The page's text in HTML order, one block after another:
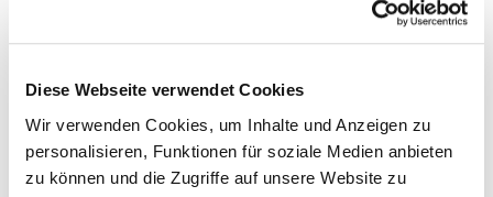
Diese Webseite verwendet Cookies
Wir verwenden Cookies, um Inhalte und Anzeigen zu
personalisieren, Funktionen für soziale Medien anbieten
zu können und die Zugriffe auf unsere Website zu
26.09.2024
08.10.2024